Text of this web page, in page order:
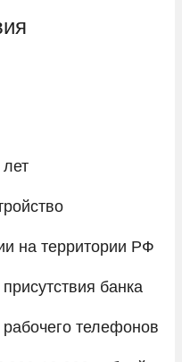
на территории РФ
банка
телефонов